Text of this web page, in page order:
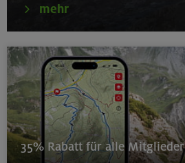
mehr
35% Rabatt für alle Mitglieder